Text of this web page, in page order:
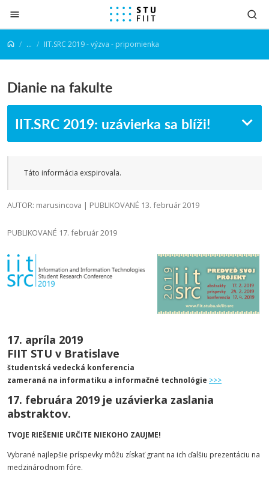
Prejsť na obsah
... IIT.SRC 2019 - výzva - pripomienka
Dianie na fakulte
IIT.SRC 2019: uzávierka sa blíži!
Táto informácia exspirovala.
AUTOR: marusincova | PUBLIKOVANÉ 13. február 2019
PUBLIKOVANÉ 17. február 2019
17. apríla 2019
FIIT STU v Bratislave
študentská vedecká konferencia
zameraná na informatiku a informačné technológie >>>
17. februára 2019 je uzávierka zaslania
abstraktov.
TVOJE RIEŠENIE URČITE NIEKOHO ZAUJME!
Vybrané najlepšie príspevky môžu získať grant na ich ďalšiu prezentáciu na
medzinárodnom fóre.